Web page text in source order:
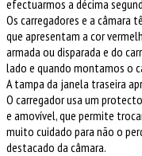
efectuarmos a décima
Os carregadores e a câmara
que apresentam a cor
armada ou disparada e do
lado e quando montamos o
A tampa da janela traseira
O carregador usa um
e amovível, que permite
muito cuidado para não o
destacado da câmara.